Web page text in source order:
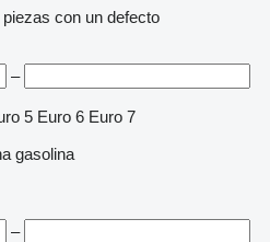
piezas con un defecto
–
5 Euro 6 Euro 7
gasolina
–